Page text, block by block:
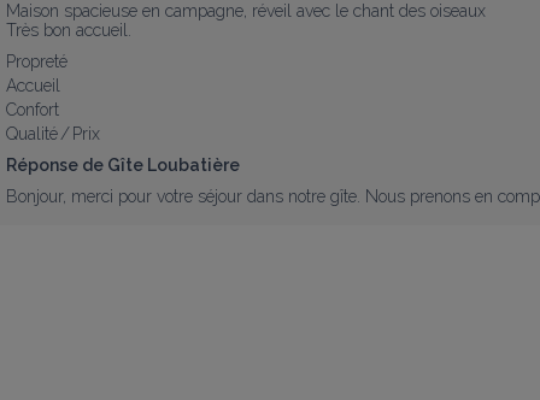
Maison spacieuse en campagne, réveil avec le chant des oiseaux
Très bon accueil.
Propreté
Accueil
Confort
Qualité / Prix
Réponse de Gîte Loubatière
Bonjour, merci pour votre séjour dans notre gîte. Nous prenons en